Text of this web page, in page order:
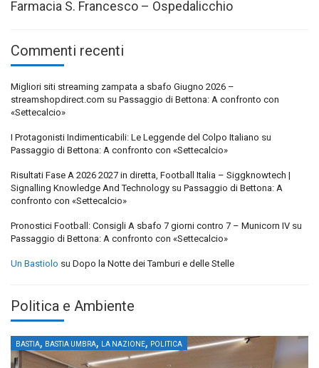
Farmacia S. Francesco – Ospedalicchio
Commenti recenti
Migliori siti streaming zampata a sbafo Giugno 2026 –
streamshopdirect.com su Passaggio di Bettona: A confronto con
«Settecalcio»
I Protagonisti Indimenticabili: Le Leggende del Colpo Italiano su
Passaggio di Bettona: A confronto con «Settecalcio»
Risultati Fase A 2026 2027 in diretta, Football Italia – Siggknowtech |
Signalling Knowledge And Technology su Passaggio di Bettona: A
confronto con «Settecalcio»
Pronostici Football: Consigli A sbafo 7 giorni contro 7 – Municorn IV su
Passaggio di Bettona: A confronto con «Settecalcio»
Un Bastiolo su Dopo la Notte dei Tamburi e delle Stelle
Politica e Ambiente
BASTIA, BASTIA UMBRA, LA NAZIONE, POLITICA